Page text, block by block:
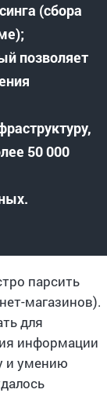
(сбора
позволяет
50 000
парсить
магазинов).
для
информации
и умению